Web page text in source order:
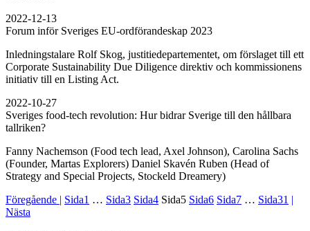
2022-12-13
Forum inför Sveriges EU-ordförandeskap 2023
Inledningstalare Rolf Skog, justitiedepartementet, om förslaget till ett
Corporate Sustainability Due Diligence direktiv och kommissionens
initiativ till en Listing Act.
2022-10-27
Sveriges food-tech revolution: Hur bidrar Sverige till den hållbara
tallriken?
Fanny Nachemson (Food tech lead, Axel Johnson), Carolina Sachs
(Founder, Martas Explorers) Daniel Skavén Ruben (Head of
Strategy and Special Projects, Stockeld Dreamery)
Föregående | Sida1 … Sida3 Sida4 Sida5 Sida6 Sida7 … Sida31 |
Nästa